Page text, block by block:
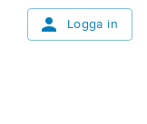
Logga in